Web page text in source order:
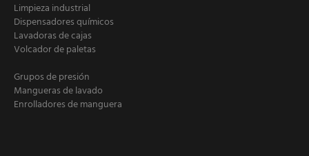
Limpieza industrial
Dispensadores químicos
Lavadoras de cajas
Volcador de paletas
Grupos de presión
Mangueras de lavado
Enrolladores de manguera